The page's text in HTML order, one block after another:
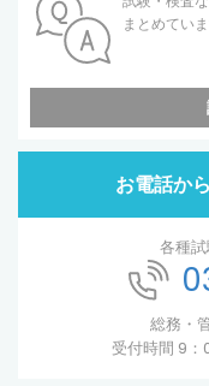
まとめていま
お電話か
各種
総務・
受付時間 9：